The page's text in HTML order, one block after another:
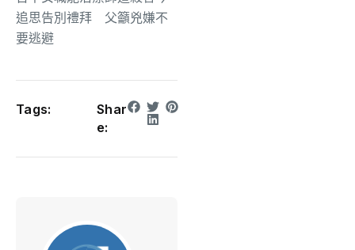
追思告別禮拜 父籲兇嫌不
要逃避
Tags:
Shar
e: